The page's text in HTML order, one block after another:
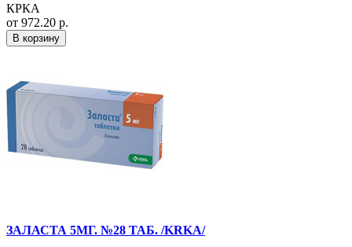
КРКА
от 972.20 р.
В корзину
ЗАЛАСТА 5МГ. №28 ТАБ. /KRKA/